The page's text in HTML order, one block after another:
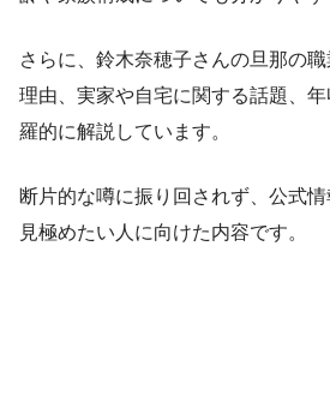
さらに、鈴木奈穂子さんの旦那の
理由、実家や自宅に関する話題、
羅的に解説しています。
断片的な噂に振り回されず、公式
見極めたい人に向けた内容です。